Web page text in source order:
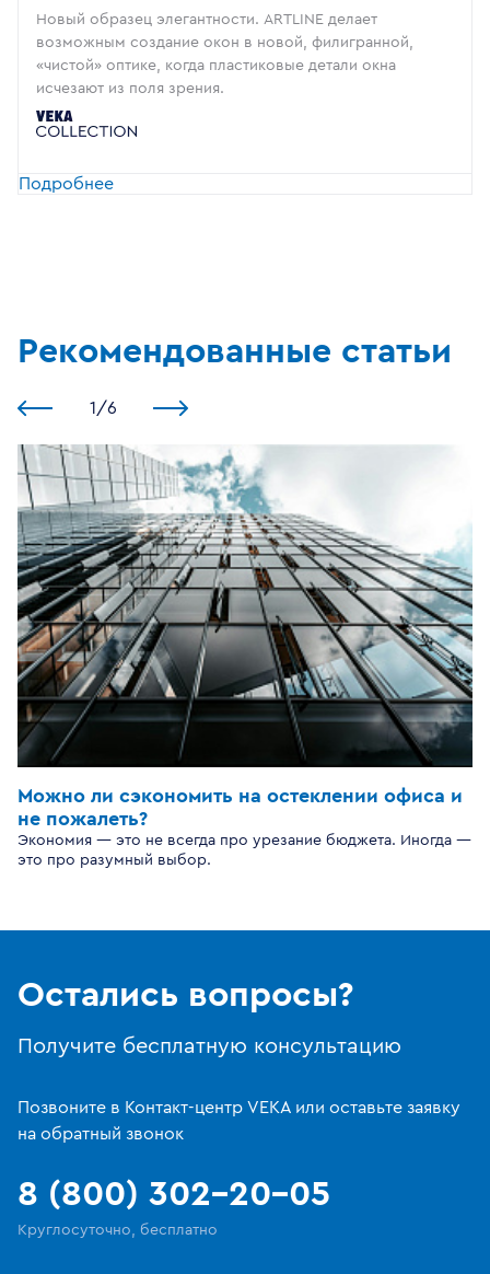
Новый образец элегантности. ARTLINE делает
возможным создание окон в новой, филигранной,
«чистой» оптике, когда пластиковые детали окна
исчезают из поля зрения.
Подробнее
Рекомендованные статьи
1 /6
Можно ли сэкономить на остеклении офиса и
не пожалеть?
Экономия — это не всегда про урезание бюджета. Иногда —
это про разумный выбор.
Остались вопросы?
Получите бесплатную консультацию
Позвоните в Контакт-центр VEKA или оставьте заявку
на обратный звонок
8 (800) 302-20-05
Круглосуточно, бесплатно